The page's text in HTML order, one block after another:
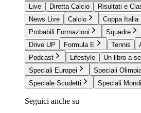
Live
Diretta Calcio
Risultati e
News Live
Calcio Coppa Italia
Probabili Formazioni
Squadre
Drive UP
Formula E Tennis
Podcast
Lifestyle
Un libro a
Speciali Europei
Speciali
Speciale Scudetti
Speciali
Seguici anche su